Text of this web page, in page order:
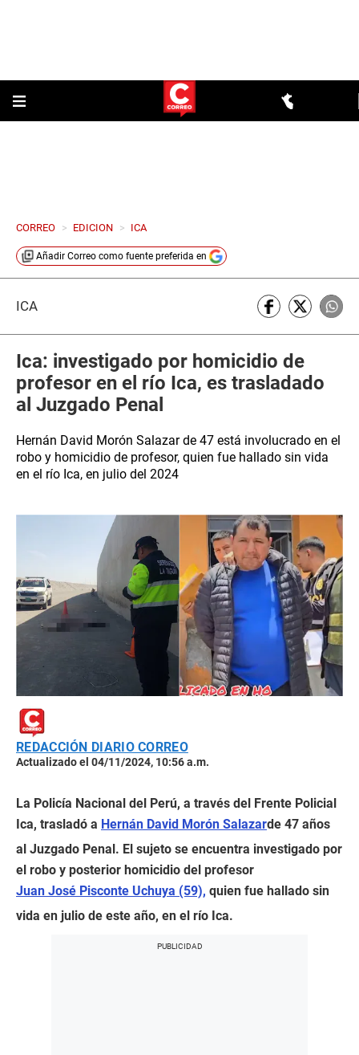
CORREO > EDICION > ICA
Añadir Correo como fuente preferida en
ICA
Ica: investigado por homicidio de
profesor en el río Ica, es trasladado
al Juzgado Penal
Hernán David Morón Salazar de 47 está involucrado en el
robo y homicidio de profesor, quien fue hallado sin vida
en el río Ica, en julio del 2024
REDACCIÓN DIARIO CORREO
Actualizado el 04/11/2024, 10:56 a.m.
La Policía Nacional del Perú, a través del Frente Policial
Ica, trasladó a Hernán David Morón Salazarde 47 años
al Juzgado Penal. El sujeto se encuentra investigado por
el robo y posterior homicidio del profesor
Juan José Pisconte Uchuya (59), quien fue hallado sin
vida en julio de este año, en el río Ica.